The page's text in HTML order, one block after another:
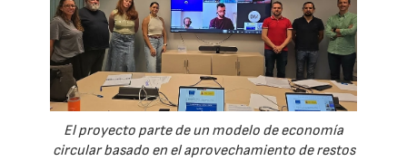
El proyecto parte de un modelo de economía
circular basado en el aprovechamiento de restos